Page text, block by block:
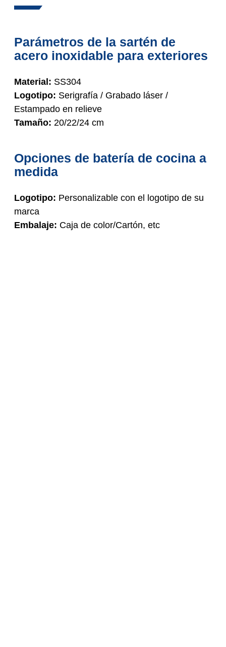
Parámetros de la sartén de
acero inoxidable para exteriores
Material: SS304
Logotipo: Serigrafía / Grabado láser /
Estampado en relieve
Tamaño: 20/22/24 cm
Opciones de batería de cocina a
medida
Logotipo: Personalizable con el logotipo de su
marca
Embalaje: Caja de color/Cartón, etc